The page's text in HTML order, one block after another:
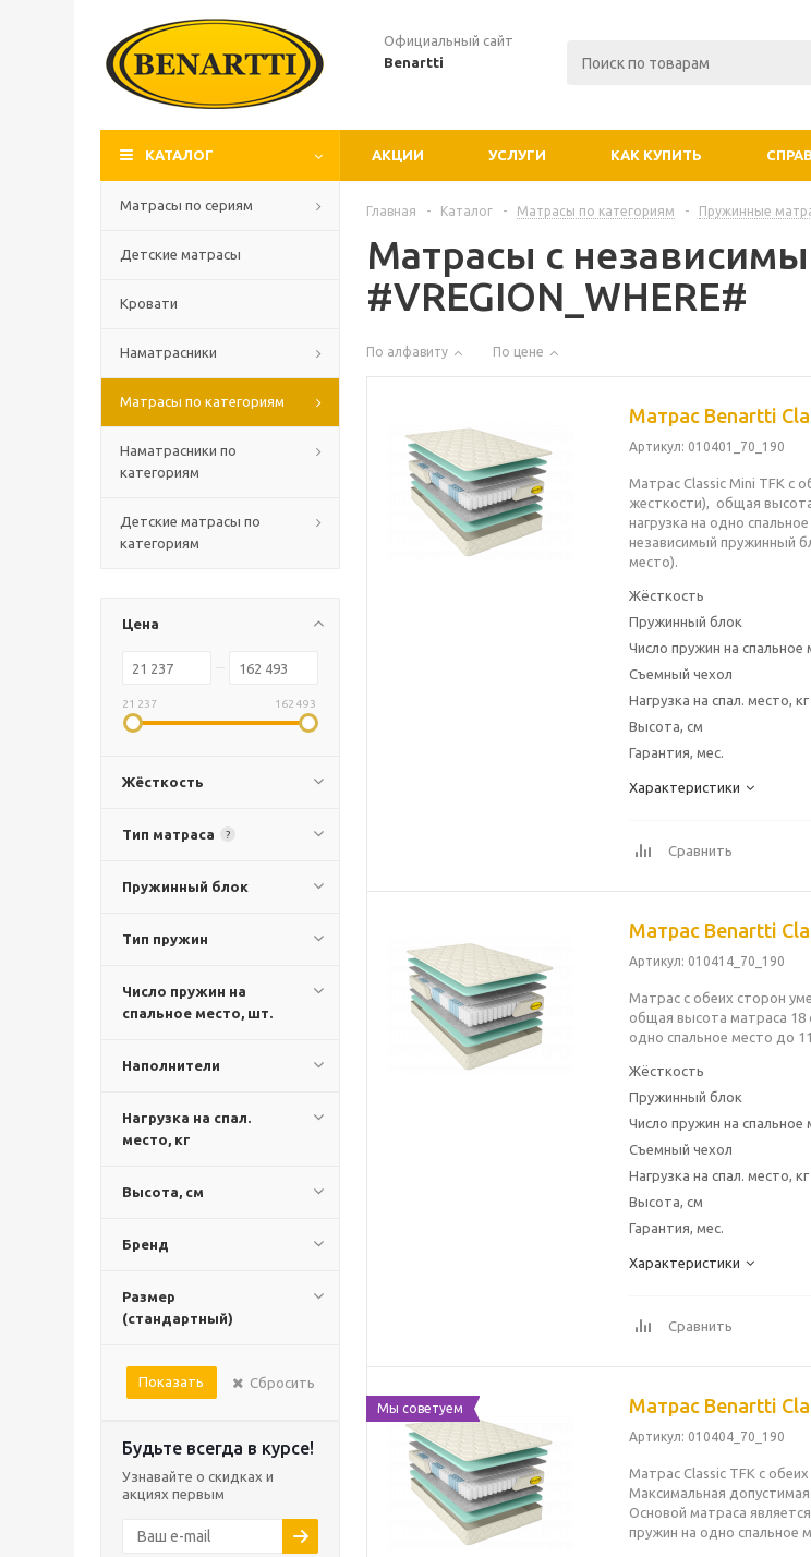
Официальный сайт
Benartti
КАТАЛОГ АКЦИИ УСЛУГИ КАК КУПИТЬ
Матрасы по сериям
Детские матрасы
Кровати
Наматрасники
Матрасы по категориям
Наматрасники по
категориям
Детские матрасы по
категориям
Цена
21 237 162 493
Жёсткость
Тип матраса ?
Пружинный блок
Тип пружин
Число пружин на
спальное место, шт.
Наполнители
Нагрузка на спал.
место, кг
Высота, см
Бренд
Размер
(стандартный)
Показать Сбросить
Будьте всегда в курсе!
Узнавайте о скидках и
акциях первым
Главная - Каталог - Матрасы по категориям - Пружинные
Матрасы с
#VREGION_WHERE#
По алфавиту По цене
Матрас Benartti
Артикул: 010401_70_190
Матрас Classic Mini TFK с
жесткости), общая
нагрузка на одно
независимый пружинный
место).
Жёсткость
Пружинный блок
Число пружин на спальное
Съемный чехол
Нагрузка на спал. место, кг
Высота, см
Гарантия, мес.
Характеристики
Сравнить
Матрас Benartti
Артикул: 010414_70_190
Матрас с обеих сторон
общая высота матраса 18
одно спальное место до
Жёсткость
Пружинный блок
Число пружин на спальное
Съемный чехол
Нагрузка на спал. место, кг
Высота, см
Гарантия, мес.
Характеристики
Сравнить
Мы советуем Матрас Benartti
Артикул: 010404_70_190
Матрас Classic TFK с
Максимальная допустимая
Основой матраса
пружин на одно спальное